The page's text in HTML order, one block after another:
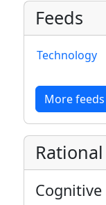
Feeds
Technology
More feeds
Cognitive